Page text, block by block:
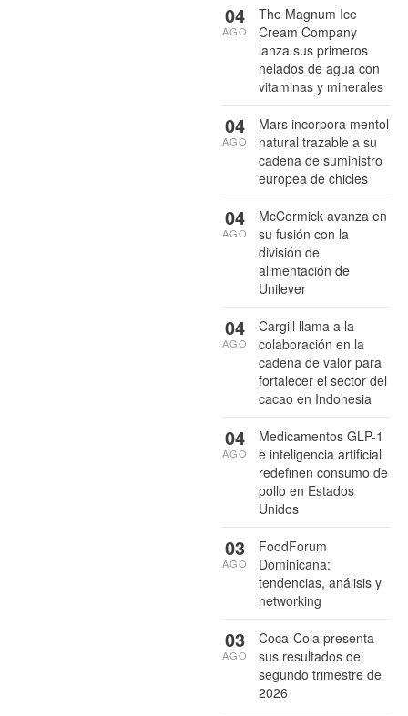
The Magnum Ice
Cream Company
lanza sus primeros
helados de agua con
vitaminas y minerales
04
AGO
Mars incorpora mentol
natural trazable a su
cadena de suministro
europea de chicles
04
AGO
McCormick avanza en
su fusión con la
división de
alimentación de
Unilever
04
AGO
Cargill llama a la
colaboración en la
cadena de valor para
fortalecer el sector del
cacao en Indonesia
04
AGO
Medicamentos GLP-1
e inteligencia artificial
redefinen consumo de
pollo en Estados
Unidos
04
AGO
FoodForum
Dominicana:
tendencias, análisis y
networking
03
AGO
Coca-Cola presenta
sus resultados del
segundo trimestre de
2026
03
AGO